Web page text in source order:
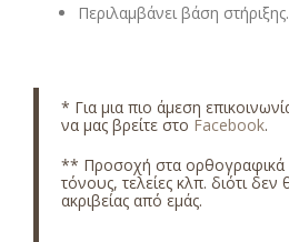
Περιλαμβάνει βάση στήριξης.
* Για μια πιο άμεση
να μας βρείτε στο Facebook.
** Προσοχή στα ορθογραφικά
τόνους, τελείες κλπ. διότι δεν
ακριβείας από εμάς.